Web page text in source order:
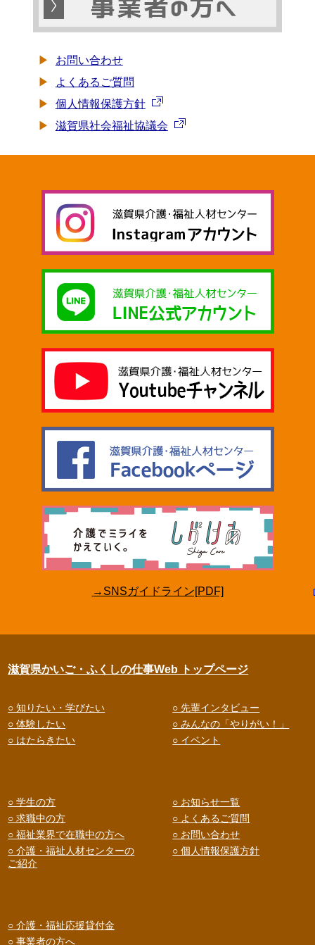
お問い合わせ
よくあるご質問
個人情報保護方針
滋賀県社会福祉協議会
→SNSガイドライン[PDF]
滋賀県かいご・ふくしの仕事Web トップページ
○ 知りたい・学びたい
○ 体験したい
○ はたらきたい
○ 先輩インタビュー
○ みんなの「やりがい！」
○ イベント
○ 学生の方
○ 求職中の方
○ 福祉業界で在職中の方へ
○ 介護・福祉人材センターの
ご紹介
○ お知らせ一覧
○ よくあるご質問
○ お問い合わせ
○ 個人情報保護方針
○ 介護・福祉応援貸付金
○ 事業者の方へ